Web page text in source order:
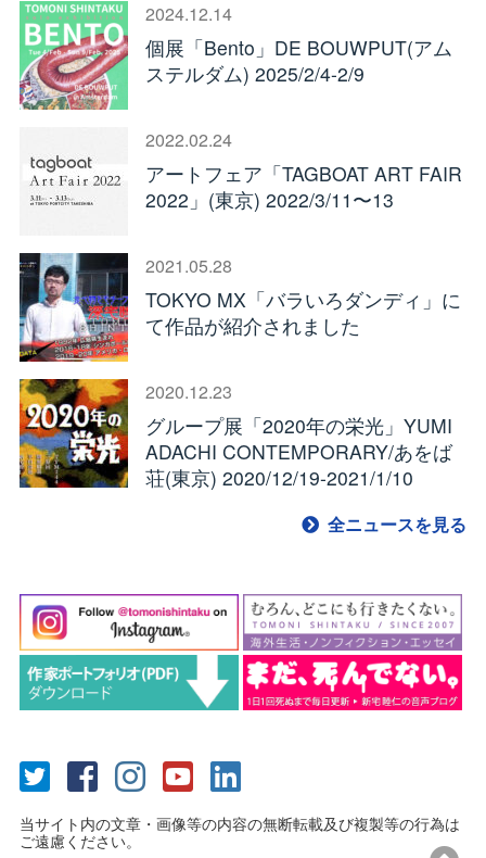
2024.12.14
個展「Bento」DE BOUWPUT(アム
ステルダム) 2025/2/4-2/9
2022.02.24
アートフェア「TAGBOAT ART FAIR
2022」(東京) 2022/3/11〜13
2021.05.28
TOKYO MX「バラいろダンディ」に
て作品が紹介されました
2020.12.23
グループ展「2020年の栄光」YUMI
ADACHI CONTEMPORARY/あをば
荘(東京) 2020/12/19-2021/1/10
全ニュースを見る
当サイト内の文章・画像等の内容の無断転載及び複製等の行為は
ご遠慮ください。